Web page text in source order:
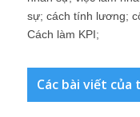
sự; cách tính lương;
Cách làm KPI;
Các bài viết của